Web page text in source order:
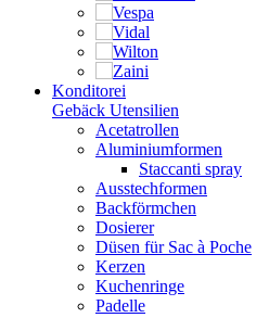
Konditorei
Gebäck Utensilien
Acetatrollen
Aluminiumformen
Staccanti spray
Ausstechformen
Backförmchen
Dosierer
Düsen für Sac à Poche
Kerzen
Kuchenringe
Padelle